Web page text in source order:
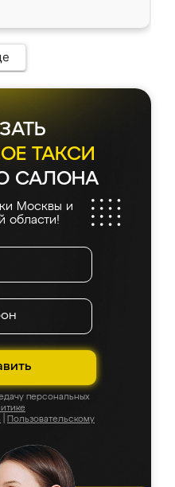
ТАКСИ
САЛОНА
Москвы и
области!
персональных
Пользовательскому